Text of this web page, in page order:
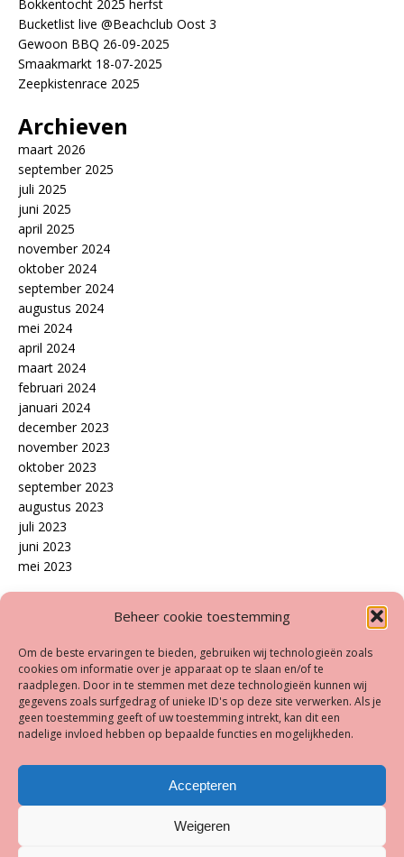
Beheer cookie toestemming
Om de beste ervaringen te bieden, gebruiken wij technologieën zoals
cookies om informatie over je apparaat op te slaan en/of te
raadplegen. Door in te stemmen met deze technologieën kunnen wij
gegevens zoals surfgedrag of unieke ID's op deze site verwerken. Als je
geen toestemming geeft of uw toestemming intrekt, kan dit een
nadelige invloed hebben op bepaalde functies en mogelijkheden.
Accepteren
Weigeren
Bokkentocht 2025 herfst
Bucketlist live @Beachclub Oost 3
Gewoon BBQ 26-09-2025
Smaakmarkt 18-07-2025
Zeepkistenrace 2025
Archieven
maart 2026
september 2025
juli 2025
juni 2025
april 2025
november 2024
oktober 2024
september 2024
augustus 2024
mei 2024
april 2024
maart 2024
februari 2024
januari 2024
december 2023
november 2023
oktober 2023
september 2023
augustus 2023
juli 2023
juni 2023
mei 2023
Disclaimer
Op onze site treft u een aantal links aan naar andere websites.
Beeldverhaal.eu is niet aansprakelijk voor de inhoud en/of de
wijze waarop die sites omgaan met uw (persoons)gegevens.
Lees daarvoor het privacy beleid, de disclaimer, de copyright
opmerkingen en de algemene voorwaarden (indien aanwezig)
afbeeldingen gebruikt die niet toegestaan zijn op deze site,
laat ons dat dan zo snel mogelijk weten. Wij zullen deze dan,
als de claim correct is, direct verwijderen